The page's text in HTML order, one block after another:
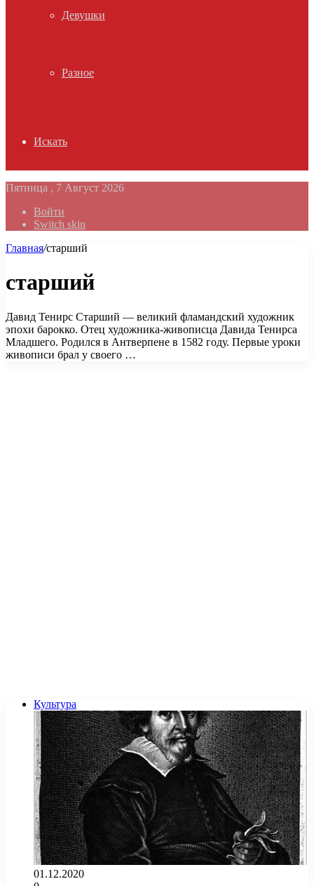
Девушки
Разное
Искать
Пятница , 7 Август 2026
Войти
Switch skin
Главная/старший
старший
Давид Тенирс Старший — великий фламандский художник
эпохи барокко. Отец художника-живописца Давида Тенирса
Младшего. Родился в Антверпене в 1582 году. Первые уроки
живописи брал у своего …
Культура
01.12.2020